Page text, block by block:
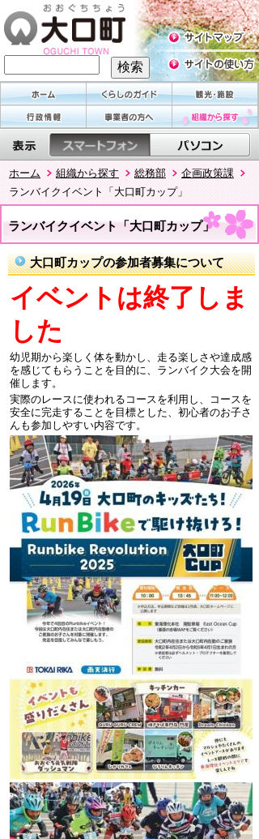
ホーム 組織から探す 総務部
企画政策課
ランバイクイベント「大口町カップ」
ランバイクイベント「大口町カップ」
大口町カップの参加者募集について
イベントは終了しま
した
幼児期から楽しく体を動かし、走る楽しさや達成感
を感じてもらうことを目的に、ランバイク大会を開
催します。
実際のレースに使われるコースを利用し、コースを
安全に完走することを目標とした、初心者のお子さ
んも参加しやすい内容です。